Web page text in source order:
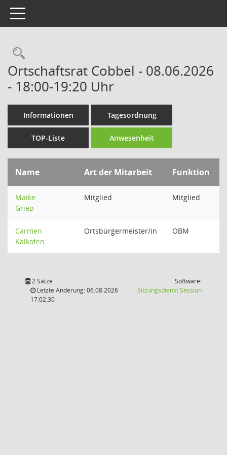
Toggle navigation
Rechercheauswahl
Ortschaftsrat Cobbel - 08.06.2026
- 18:00-19:20 Uhr
Informationen Tagesordnung
TOP-Liste Anwesenheit
Name Art der Mitarbeit Funktion
Maike
Griep
Mitglied Mitglied
Carmen
Kalkofen
Ortsbürgermeister/in OBM
2 Sätze
Letzte Änderung: 06.08.2026
17:02:30
Software:
SitzungsdienstSession(Wird in